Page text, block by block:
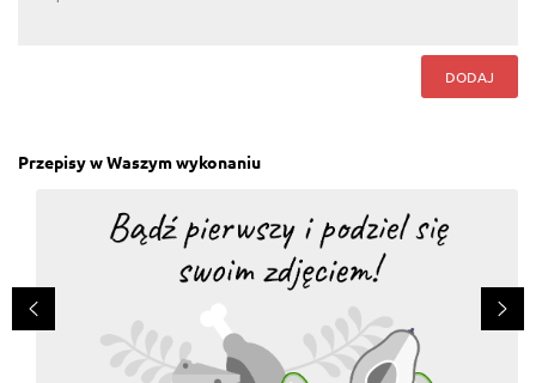
DODAJ
Przepisy w Waszym wykonaniu